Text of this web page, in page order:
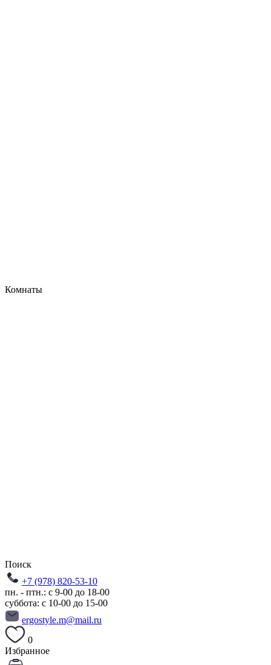
Комнаты
Поиск
+7 (978) 820-53-10
пн. - птн.: с 9-00 до 18-00
суббота: с 10-00 до 15-00
ergostyle.m@mail.ru
0
Избранное